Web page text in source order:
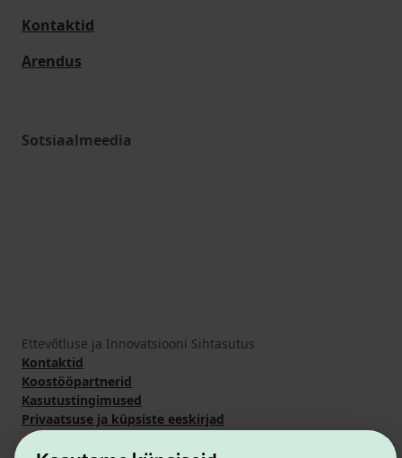
Kontaktid
Arendus
Sotsiaalmeedia
Ettevõtluse ja Innovatsiooni Sihtasutus
Kontaktid
Koostööpartnerid
Kasutustingimused
Privaatsuse ja küpsiste eeskirjad